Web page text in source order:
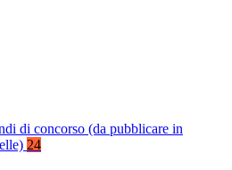
di concorso (da pubblicare in
24